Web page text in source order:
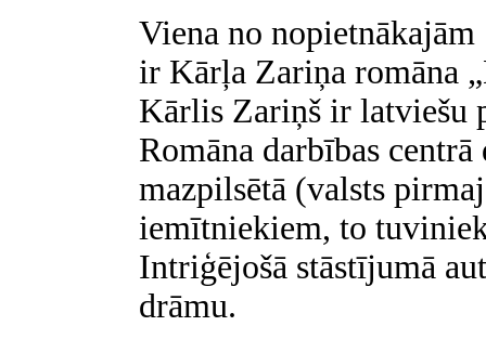
Viena no
ir Kārļa Zariņa romāna
Kārlis Zariņš ir latviešu
Romāna darbības
mazpilsētā (valsts
iemītniekiem, to
Intriģējošā stāstījumā
drāmu.